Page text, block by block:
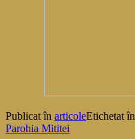
Publicat în articoleEtichetat în
Parohia Mititei